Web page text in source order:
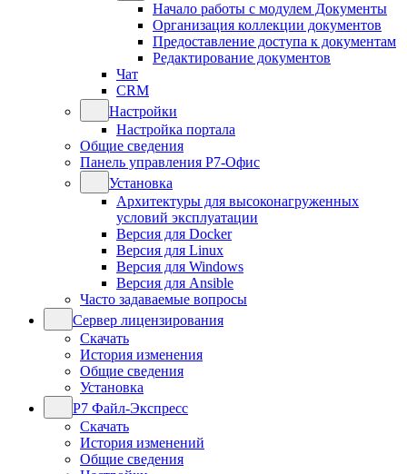
Начало работы с модулем Документы
Организация коллекции документов
Предоставление доступа к документам
Редактирование документов
Чат
CRM
Настройки
Настройка портала
Общие сведения
Панель управления Р7-Офис
Установка
Архитектуры для высоконагруженных
условий эксплуатации
Версия для Docker
Версия для Linux
Версия для Windows
Версия для Ansible
Часто задаваемые вопросы
Сервер лицензирования
Скачать
История изменения
Общие сведения
Установка
Р7 Файл-Экспресс
Скачать
История изменений
Общие сведения